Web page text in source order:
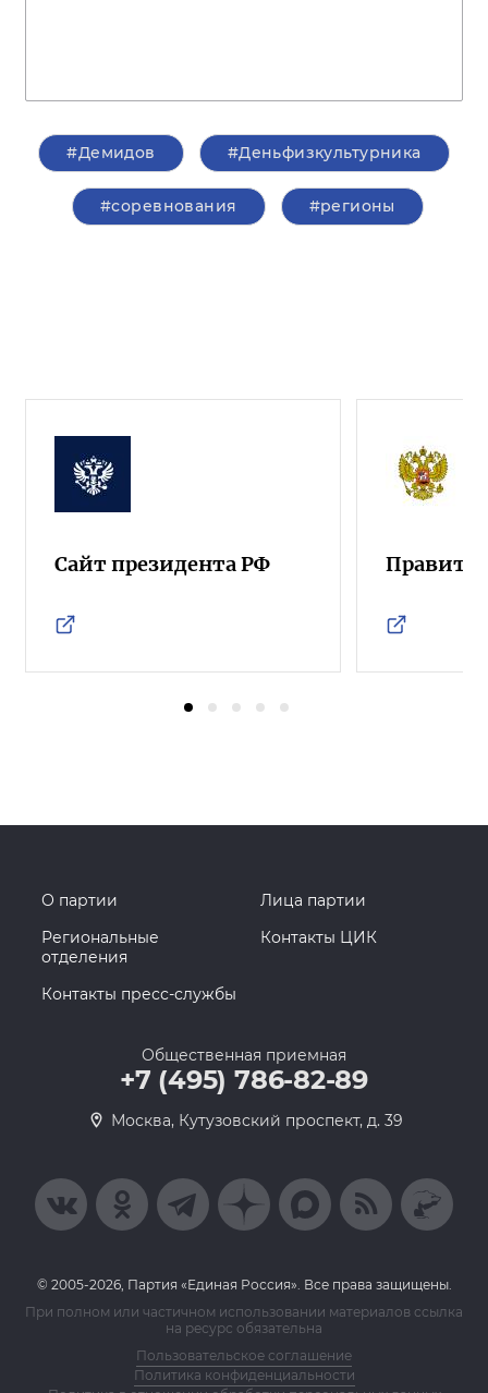
#Демидов #Деньфизкультурника
#соревнования #регионы
Сайт президента РФ
О партии
Лица партии
Региональные
отделения
Контакты ЦИК
Контакты пресс-службы
Общественная приемная
+7 (495) 786-82-89
Москва, Кутузовский проспект, д. 39
© 2005-2026, Партия «Единая Россия». Все права защищены.
При полном или частичном использовании материалов ссылка
на ресурс обязательна
Пользовательское соглашение
Политика конфиденциальности